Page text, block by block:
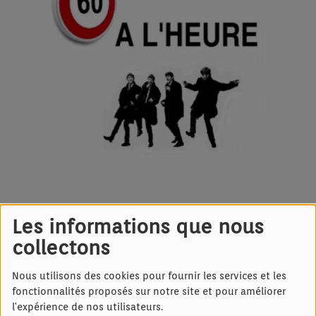
Les informations que nous
collectons
Nous utilisons des cookies pour fournir les services et les
fonctionnalités proposés sur notre site et pour améliorer
l'expérience de nos utilisateurs.
Dimanche 12h-13h.
émission consacrée aux années 60
présentée par Michel Vogt et son
équipe de chroniqueurs. Retrouvez
ci-dessous les podcasts de